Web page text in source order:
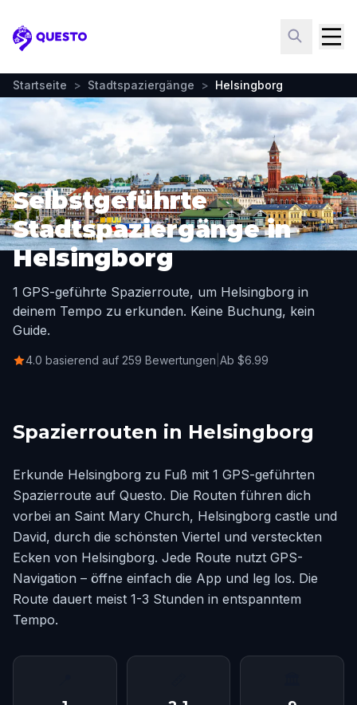
Questo
Startseite > Stadtspaziergänge > Helsingborg
Selbstgeführte
Stadtspaziergänge in
Helsingborg
1 GPS-geführte Spazierroute, um Helsingborg in
deinem Tempo zu erkunden. Keine Buchung, kein
Guide.
4.0 basierend auf 259 Bewertungen Ab $6.99
Spazierrouten in Helsingborg
Erkunde Helsingborg zu Fuß mit 1 GPS-geführten
Spazierroute auf Questo. Die Routen führen dich
vorbei an Saint Mary Church, Helsingborg castle und
David, durch die schönsten Viertel und versteckten
Ecken von Helsingborg. Jede Route nutzt GPS-
Navigation – öffne einfach die App und leg los. Die
Route dauert meist 1-3 Stunden in entspanntem
Tempo.